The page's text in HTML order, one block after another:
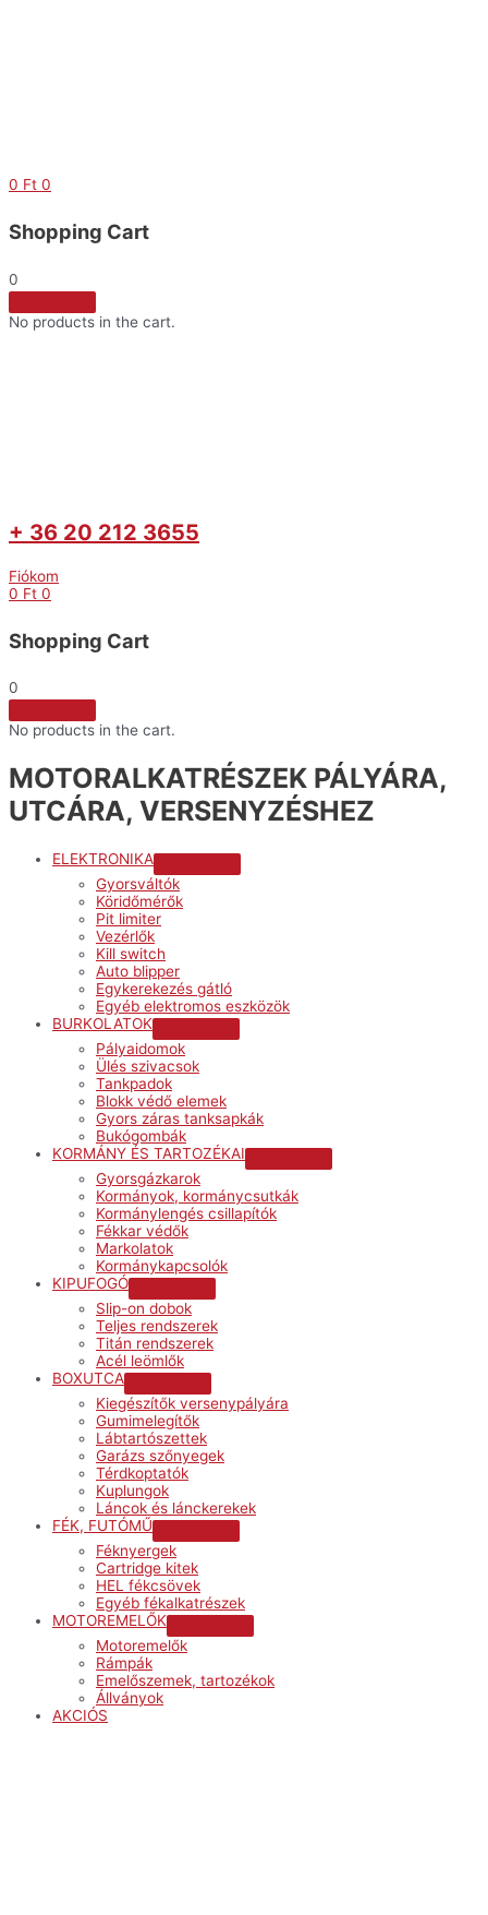
0 Ft 0
Shopping Cart
0
No products in the cart.
+ 36 20 212 3655
Fiókom
0 Ft 0
Shopping Cart
0
No products in the cart.
MOTORALKATRÉSZEK PÁLYÁRA,
UTCÁRA, VERSENYZÉSHEZ
ELEKTRONIKA
Gyorsváltók
Köridőmérők
Pit limiter
Vezérlők
Kill switch
Auto blipper
Egykerekezés gátló
Egyéb elektromos eszközök
BURKOLATOK
Pályaidomok
Ülés szivacsok
Tankpadok
Blokk védő elemek
Gyors záras tanksapkák
Bukógombák
KORMÁNY ÉS TARTOZÉKAI
Gyorsgázkarok
Kormányok, kormánycsutkák
Kormánylengés csillapítók
Fékkar védők
Markolatok
Kormánykapcsolók
KIPUFOGÓ
Toggle
Slip-on dobok
Teljes rendszerek
Titán rendszerek
Acél leömlők
BOXUTCA
Toggle
Kiegészítők versenypályára
Gumimelegítők
Lábtartószettek
Garázs szőnyegek
Térdkoptatók
Kuplungok
Láncok és lánckerekek
FÉK, FUTÓMŰ
Féknyergek
Cartridge kitek
HEL fékcsövek
Egyéb fékalkatrészek
MOTOREMELŐK
Motoremelők
Rámpák
Emelőszemek, tartozékok
Állványok
AKCIÓS